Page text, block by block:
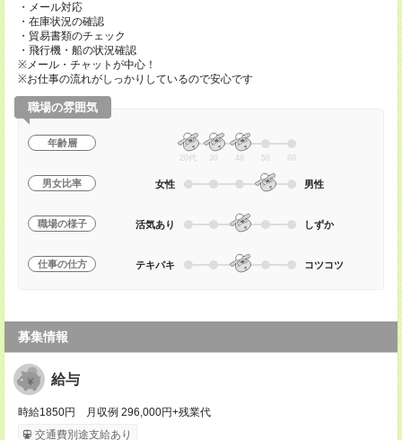
・メール対応
・在庫状況の確認
・貿易書類のチェック
・飛行機・船の状況確認
※メール・チャットが中心！
※お仕事の流れがしっかりしているので安心です
職場の雰囲気
年齢層
20代 30 40 50 60
男女比率 女性 男性
職場の様子 活気あり しずか
仕事の仕方 テキパキ コツコツ
募集情報
給与
時給1850円 月収例 296,000円+残業代
交通費別途支給あり